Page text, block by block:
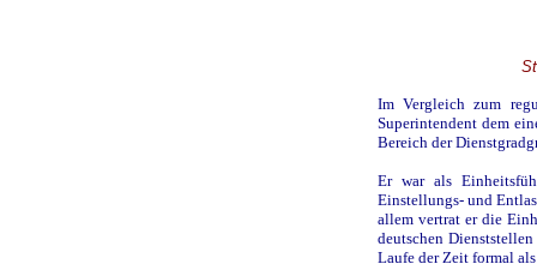
Im Vergleich zum
Superintendent dem
Bereich der
Er war als
Einstellungs- und
allem vertrat er die
deutschen
Laufe der Zeit formal